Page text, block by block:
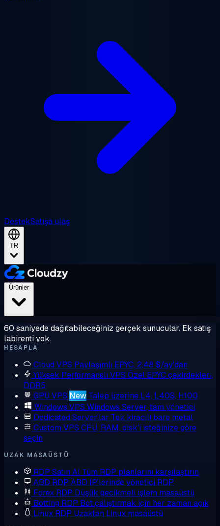
DestekSatışa ulaş
TR
Ürünler
60 saniyede dağıtabileceğiniz gerçek sunucular. Ek satış
labirenti yok.
HESAPLA
Cloud VPS Paylaşımlı EPYC, 2,48 $/ay'dan
Yüksek Performanslı VPS Özel EPYC çekirdekleri,
DDR5
GPU VPS New Talep üzerine L4, L40S, H100
Windows VPS Windows Server, tam yönetici
Dedicated Server'lar Tek kiracılı bare metal
Custom VPS CPU, RAM, disk'i isteğinize göre
seçin
UZAK MASAÜSTÜ
RDP Satın Al Tüm RDP planlarını karşılaştırın
ABD RDP ABD IP'lerinde yönetici RDP
Forex RDP Düşük gecikmeli işlem masaüstü
Botting RDP Bot çalıştırmak için her zaman açık
Linux RDP Uzaktan Linux masaüstü